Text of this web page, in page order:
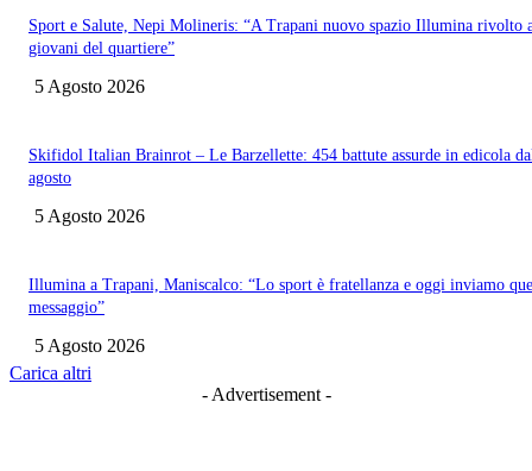
Sport e Salute, Nepi Molineris: “A Trapani nuovo spazio Illumina rivolto
giovani del quartiere”
5 Agosto 2026
Skifidol Italian Brainrot – Le Barzellette: 454 battute assurde in edicola
agosto
5 Agosto 2026
Illumina a Trapani, Maniscalco: “Lo sport è fratellanza e oggi inviamo
messaggio”
5 Agosto 2026
Carica altri
- Advertisement -